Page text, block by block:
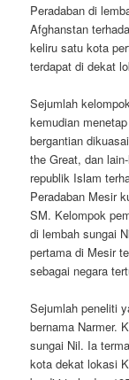
Peradaban di
Afghanstan
keliru satu kota
terdapat di dekat
Sejumlah
kemudian
bergantian
the Great, dan
republik Islam
Peradaban Mesir
SM. Kelompok
di lembah sungai
pertama di Mesir
sebagai negara
Sejumlah peneliti
bernama Narmer.
sungai Nil. Ia
kota dekat lokasi